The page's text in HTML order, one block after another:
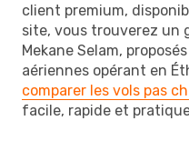
client premium,
site, vous trouverez un
Mekane Selam,
aériennes opérant en
comparer les vols pas
facile, rapide et